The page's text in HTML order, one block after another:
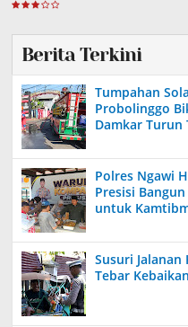
Berita Terkini
Tumpahan
Probolinggo
Damkar Turun
Polres Ngawi
Presisi
untuk
Susuri
Tebar